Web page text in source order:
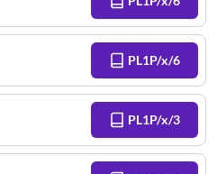
PL1P/x/6
PL1P/x/3